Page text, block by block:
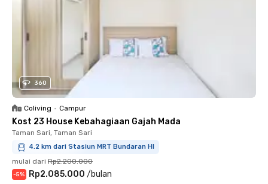
360
Coliving • Campur
Kost 23 House Kebahagiaan Gajah Mada
Taman Sari, Taman Sari
4.2 km dari Stasiun MRT Bundaran HI
mulai dari Rp2.200.000
-5% Rp2.085.000 /bulan